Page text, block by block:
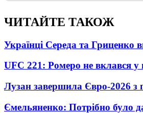
ЧИТАЙТЕ ТАКОЖ
Українці Середа та Гриценко
UFC 221: Ромеро не вклався у
Лузан завершила Євро-2026 з
Ємельяненко: Потрібно було